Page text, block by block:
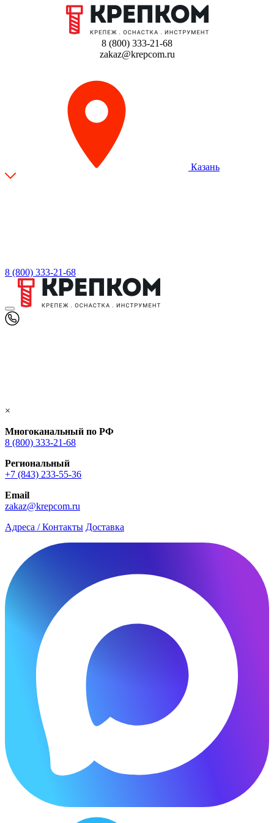
8 (800) 333-21-68
zakaz@krepcom.ru
Казань
8 (800) 333-21-68
×
Многоканальный по РФ
8 (800) 333‑21-68
Региональный
+7 (843) 233-55-36
Email
zakaz@krepcom.ru
Адреса / Контакты Доставка